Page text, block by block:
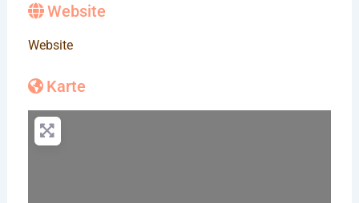
Website
Website
Karte